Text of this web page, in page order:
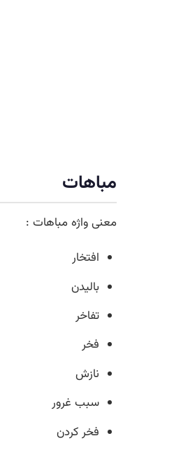
مباهات
معنی واژه مباهات :
افتخار
بالیدن
تفاخر
فخر
نازش
سبب غرور
فخر کردن